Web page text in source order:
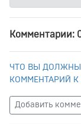
Комментарии:
ЧТО ВЫ ДОЛЖНЫ
КОММЕНТАРИЙ К
Добавить